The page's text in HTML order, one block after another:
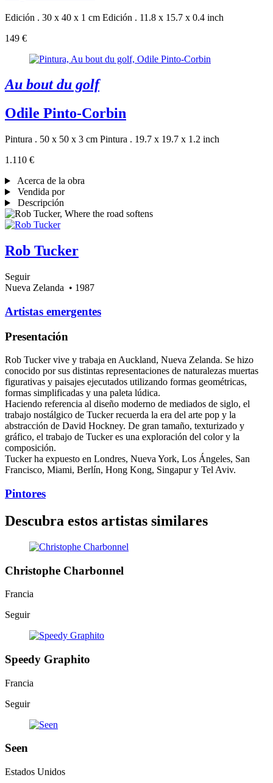
Edición . 30 x 40 x 1 cm Edición . 11.8 x 15.7 x 0.4 inch
149 €
Au bout du golf
Odile Pinto-Corbin
Pintura . 50 x 50 x 3 cm Pintura . 19.7 x 19.7 x 1.2 inch
1.110 €
Acerca de la obra
Vendida por
Descripción
Rob Tucker
Seguir
Nueva Zelanda • 1987
Artistas emergentes
Presentación
Rob Tucker vive y trabaja en Auckland, Nueva Zelanda. Se hizo
conocido por sus distintas representaciones de naturalezas muertas
figurativas y paisajes ejecutados utilizando formas geométricas,
formas simplificadas y una paleta lúdica.
Haciendo referencia al diseño moderno de mediados de siglo, el
trabajo nostálgico de Tucker recuerda la era del arte pop y la
abstracción de David Hockney. De gran tamaño, texturizado y
gráfico, el trabajo de Tucker es una exploración del color y la
composición.
Tucker ha expuesto en Londres, Nueva York, Los Ángeles, San
Francisco, Miami, Berlín, Hong Kong, Singapur y Tel Aviv.
Pintores
Descubra estos artistas similares
Christophe Charbonnel
Francia
Seguir
Speedy Graphito
Francia
Seguir
Seen
Estados Unidos